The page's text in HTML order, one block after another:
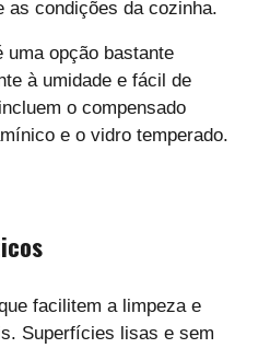
as condições da cozinha.
uma opção bastante
à umidade e fácil de
o compensado
e o vidro temperado.
facilitem a limpeza e
Superfícies lisas e sem